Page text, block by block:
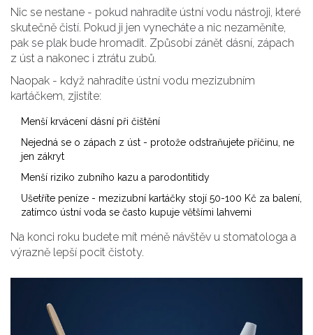
Nic se nestane - pokud nahradíte ústní vodu nástroji, které
skutečně čistí. Pokud ji jen vynecháte a nic nezaměníte,
pak se plak bude hromadit. Způsobí zánět dásní, zápach
z úst a nakonec i ztrátu zubů.
Naopak - když nahradíte ústní vodu mezizubním
kartáčkem, zjistíte:
Menší krvácení dásní při čištění
Nejedná se o zápach z úst - protože odstraňujete příčinu, ne
jen zákryt
Menší riziko zubního kazu a parodontitidy
Ušetříte peníze - mezizubní kartáčky stojí 50-100 Kč za balení,
zatímco ústní voda se často kupuje většími lahvemi
Na konci roku budete mít méně návštěv u stomatologa a
výrazně lepší pocit čistoty.